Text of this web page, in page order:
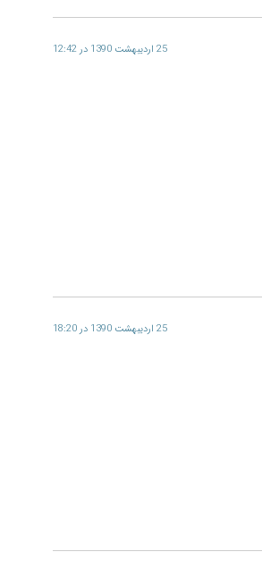
25 اردیبهشت 1390 در 12:42
25 اردیبهشت 1390 در 18:20